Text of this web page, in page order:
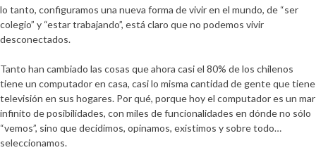
lo tanto, configuramos una nueva forma de vivir en el mundo, de “ser
colegio” y “estar trabajando”, está claro que no podemos vivir
desconectados.
Tanto han cambiado las cosas que ahora casi el 80% de los chilenos
tiene un computador en casa, casi lo misma cantidad de gente que tiene
televisión en sus hogares. Por qué, porque hoy el computador es un mar
infinito de posibilidades, con miles de funcionalidades en dónde no sólo
“vemos”, sino que decidimos, opinamos, existimos y sobre todo…
seleccionamos.